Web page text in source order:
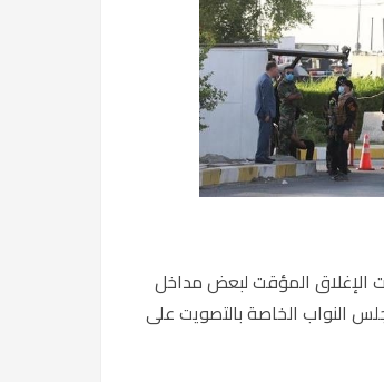
الإغلاق المؤقت لبعض مداخل
النواب الخاصة بالتصويت على